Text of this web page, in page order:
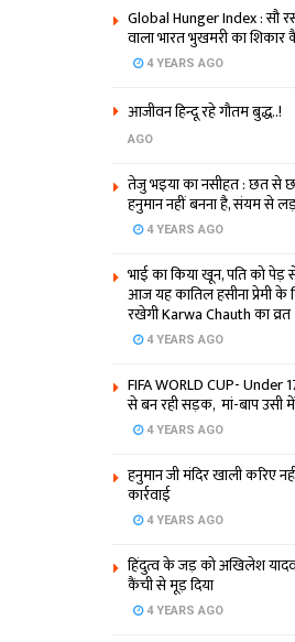
Global Hunger Index : सौ
वाला भारत भुखमरी का शिकार
4 YEARS AGO
आजीवन हिन्दू रहे गौतम बुद्ध..!
AGO
तेजु भइया का नसीहत : छत से
हनुमान नहीं बनना है, संयम से
4 YEARS AGO
भाई का किया खून, पति को पेड़
आज यह कातिल हसीना प्रेमी
रखेगी Karwa Chauth का व्रत
4 YEARS AGO
FIFA WORLD CUP- Under
से बन रही सड़क, मां-बाप उसी
4 YEARS AGO
हनुमान जी मंदिर खाली करिए
कार्रवाई
4 YEARS AGO
हिंदुत्व के जड़ को अखिलेश
कैंची से मूड़ दिया
4 YEARS AGO